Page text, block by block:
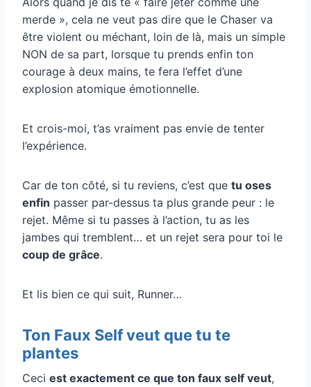
merde », cela ne veut pas dire que le Chaser va
être violent ou méchant, loin de là, mais un simple
NON de sa part, lorsque tu prends enfin ton
courage à deux mains, te fera l’effet d’une
explosion atomique émotionnelle.
Et crois-moi, t’as vraiment pas envie de tenter
l’expérience.
Car de ton côté, si tu reviens, c’est que tu oses
enfin passer par-dessus ta plus grande peur : le
rejet. Même si tu passes à l’action, tu as les
jambes qui tremblent… et un rejet sera pour toi le
coup de grâce.
Et lis bien ce qui suit, Runner…
Ton Faux Self veut que tu te
plantes
Ceci est exactement ce que ton faux self veut,